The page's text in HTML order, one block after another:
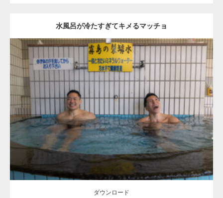
水風呂が冷たすぎてキメるマッチョ
Update:2023.02.21
Category:皇子原温泉のマッチョ（宮崎県高原町） オレンジの人
AKIHITO(細マッチョ)
高原町（宮崎）
ダウンロード
ダウンロード
【TV】TBS番組「ひるおび」にてマッスルプ
ラスが紹介されま…
TOKYO FMラジオ番組「ONE MORNING」
で紹介さ…
NHK「所さん！事件ですよ」に取材されまし
た（6/8放送）